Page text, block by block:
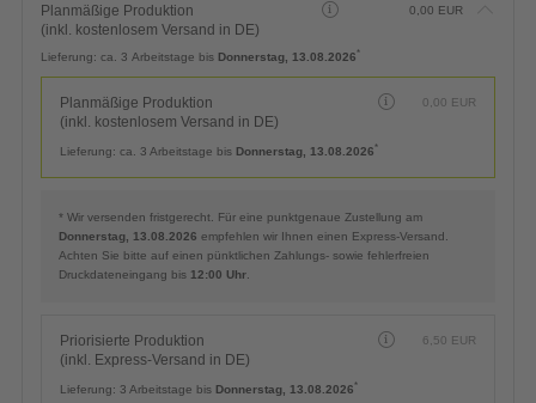
Planmäßige Produktion
(inkl. kostenlosem Versand in DE)
0,00 EUR
Lieferung: ca. 3 Arbeitstage bis Donnerstag, 13.08.2026*
Planmäßige Produktion
(inkl. kostenlosem Versand in DE)
0,00 EUR
Lieferung: ca. 3 Arbeitstage bis Donnerstag, 13.08.2026*
* Wir versenden fristgerecht. Für eine punktgenaue Zustellung am
Donnerstag, 13.08.2026 empfehlen wir Ihnen einen Express-Versand.
Achten Sie bitte auf einen pünktlichen Zahlungs- sowie fehlerfreien
Druckdateneingang bis 12:00 Uhr
Priorisierte Produktion
(inkl. Express-Versand in DE)
6,50 EUR
Lieferung: 3 Arbeitstage bis Donnerstag, 13.08.2026*